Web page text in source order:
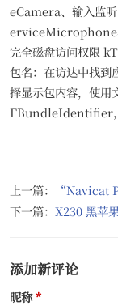
eCamera、输入监
erviceMicrophone
完全磁盘访问权限
包名：在访达中找到
择显示包内容，使
FBundleIdentifier
上一篇：
“Navicat
下一篇： X230 黑苹
添加新评论
昵称